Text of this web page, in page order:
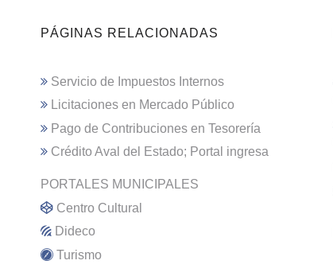
PÁGINAS RELACIONADAS
Servicio de Impuestos Internos
Licitaciones en Mercado Público
Pago de Contribuciones en Tesorería
Crédito Aval del Estado; Portal ingresa
PORTALES MUNICIPALES
Centro Cultural
Dideco
Turismo